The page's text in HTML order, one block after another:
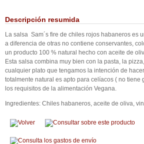
Descripción resumida
La salsa Sam´s fire de chiles rojos habaneros es
a diferencia de otras no contiene conservantes,
un producto 100 % natural hecho con aceite de
Esta salsa combina muy bien con la pasta, la
cualquier plato que tengamos la intención de
totalmente natural es apto para celíacos ( no tiene
los requisitos de la alimentación Vegana.
Ingredientes: Chiles habaneros, aceite de oliva,